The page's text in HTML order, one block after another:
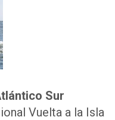
Sur
Vuelta a la Isla